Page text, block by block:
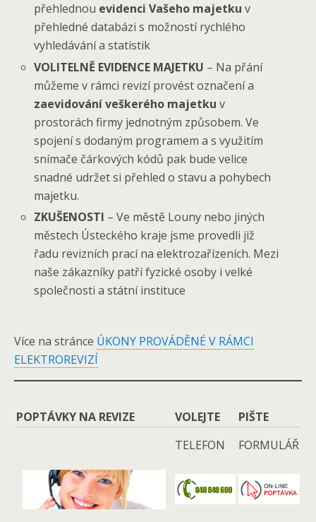
přehlednou evidenci Vašeho majetku v
přehledné databázi s možností rychlého
vyhledávání a statistik
VOLITELNĚ EVIDENCE MAJETKU – Na přání
můžeme v rámci revizí provést označení a
zaevidování veškerého majetku v
prostorách firmy jednotným způsobem. Ve
spojení s dodaným programem a s využitím
snímače čárkových kódů pak bude velice
snadné udržet si přehled o stavu a pohybech
majetku.
ZKUŠENOSTI – Ve městě Louny nebo jiných
městech Ústeckého kraje jsme provedli již
řadu revizních prací na elektrozařízeních. Mezi
naše zákazníky patří fyzické osoby i velké
společnosti a státní instituce
Více na stránce ÚKONY PROVÁDĚNÉ V RÁMCI
ELEKTROREVIZÍ
POPTÁVKY NA REVIZE VOLEJTE
PIŠTE
TELEFON
FORMULÁŘ